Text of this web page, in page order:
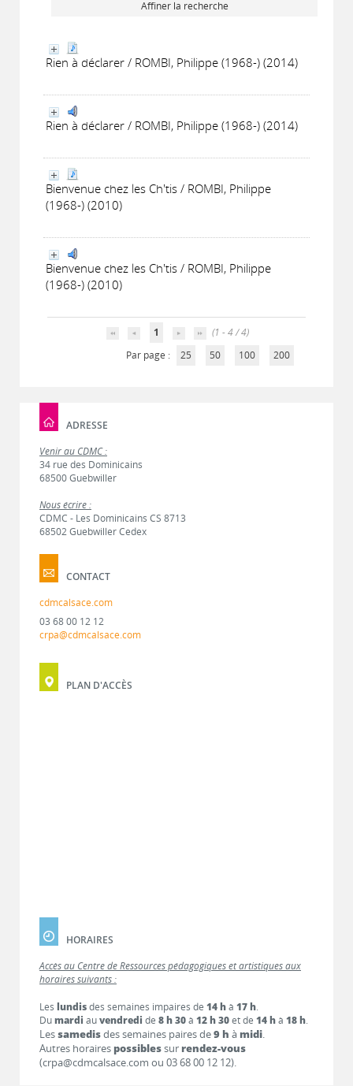
Affiner la recherche
Rien à déclarer / ROMBI, Philippe (1968-) (2014)
Rien à déclarer / ROMBI, Philippe (1968-) (2014)
Bienvenue chez les Ch'tis / ROMBI, Philippe
(1968-) (2010)
Bienvenue chez les Ch'tis / ROMBI, Philippe
(1968-) (2010)
1
(1 - 4 / 4)
Par page :
25 50 100 200
ADRESSE
Venir au CDMC :
34 rue des Dominicains
68500 Guebwiller
Nous écrire :
CDMC - Les Dominicains CS 8713
68502 Guebwiller Cedex
CONTACT
cdmcalsace.com
03 68 00 12 12
crpa@cdmcalsace.com
PLAN D'ACCÈS
HORAIRES
Accès au Centre de Ressources pédagogiques et artistiques aux
horaires suivants :
Les lundisdes semaines impaires de 14 hà 17 h.
Dumardi auvendredi de 8 h 30à 12 h 30et de 14 hà 18 h.
Lessamedisdes semaines paires de9 h à midi.
Autres horaires possiblessur rendez-vous
(crpa@cdmcalsace.com ou 03 68 00 12 12).